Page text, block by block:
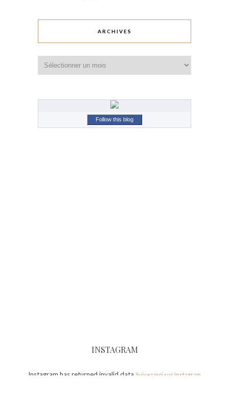
ARCHIVES
Follow this blog
INSTAGRAM
Instagram has returned invalid data. Suivez moi sur Instagram